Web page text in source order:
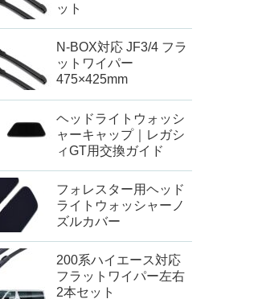
ット
N-BOX対応 JF3/4 フラ
ットワイパー
475×425mm
ヘッドライトウォッシ
ャーキャップ｜レガシ
ィGT用交換ガイド
フォレスター用ヘッド
ライトウォッシャーノ
ズルカバー
200系ハイエース対応
フラットワイパー左右
2本セット